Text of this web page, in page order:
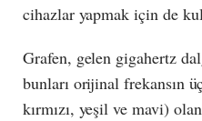
cihazlar yapmak için de
Grafen, gelen gigahertz
bunları orijinal frekansın
kırmızı, yeşil ve mavi)